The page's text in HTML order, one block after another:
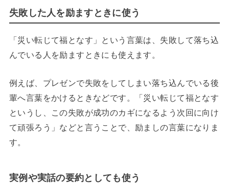
失敗した人を励ますときに使う
「災い転じて福となす」という言葉は、失敗して落ち込
んでいる人を励ますときにも使えます。
例えば、プレゼンで失敗をしてしまい落ち込んでいる後
輩へ言葉をかけるときなどです。「災い転じて福となす
というし、この失敗が成功のカギになるよう次回に向け
て頑張ろう」などと言うことで、励ましの言葉になりま
す。
実例や実話の要約としても使う